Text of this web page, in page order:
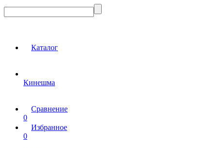
Каталог
Кинешма
Сравнение
0
Избранное
0